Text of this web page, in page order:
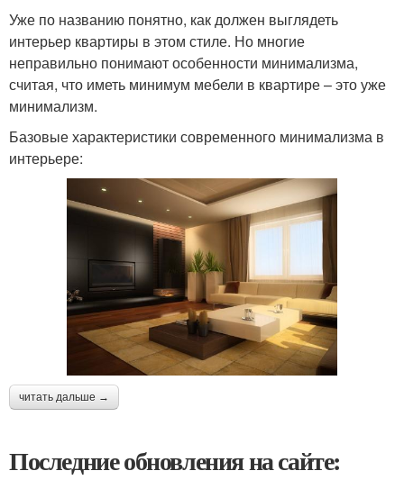
Уже по названию понятно, как должен выглядеть
интерьер квартиры в этом стиле. Но многие
неправильно понимают особенности минимализма,
считая, что иметь минимум мебели в квартире – это уже
минимализм.
Базовые характеристики современного минимализма в
интерьере:
читать дальше →
Последние обновления на сайте: